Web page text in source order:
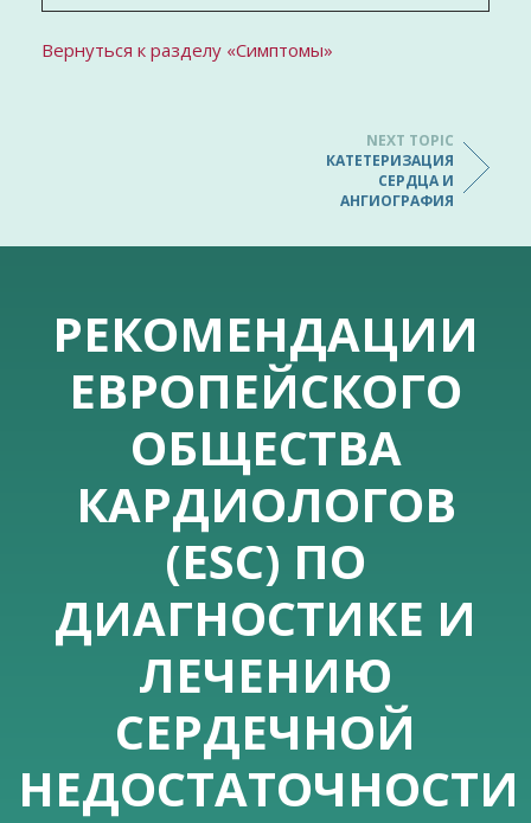
Вернуться к разделу «Симптомы»
NEXT TOPIC
КАТЕТЕРИЗАЦИЯ
СЕРДЦА И
АНГИОГРАФИЯ
РЕКОМЕНДАЦИИ
ЕВРОПЕЙСКОГО
ОБЩЕСТВА
КАРДИОЛОГОВ
(ESC) ПО
ДИАГНОСТИКЕ И
ЛЕЧЕНИЮ
СЕРДЕЧНОЙ
НЕДОСТАТОЧНОСТИ